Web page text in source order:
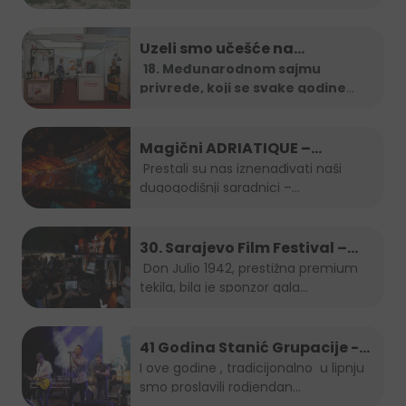
Uzeli smo učešće na…
18. Međunarodnom sajmu
privrede, koji se svake godine
Magični ADRIATIQUE –
posljednja noć SFF-a
dugogodišnji saradnici –...
30. Sarajevo Film Festival –
Don Julio Gala zabava
tekila, bila je sponzor gala...
41 Godina Stanić Grupacije -
koncert Indira Forza i Berin
Buturović
I ove godine , tradicijonalno u lipnju
smo proslavili rodjendan...